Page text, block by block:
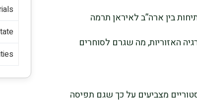
בין ארה”ב לאיראן תרמה
האזוריות, מה שגרם לסוחרים
מצביעים על כך שגם תפיסה